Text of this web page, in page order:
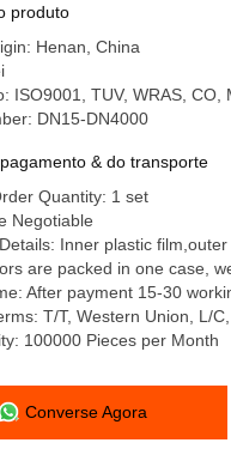
produto
Henan, China
ISO9001, TUV, WRAS, CO,
DN15-DN4000
& do transporte
Quantity: 1 set
Negotiable
Inner plastic
are packed in one case,
After payment 15-30
T/T, Western Union, L/C,
100000 Pieces per Month
Converse Agora